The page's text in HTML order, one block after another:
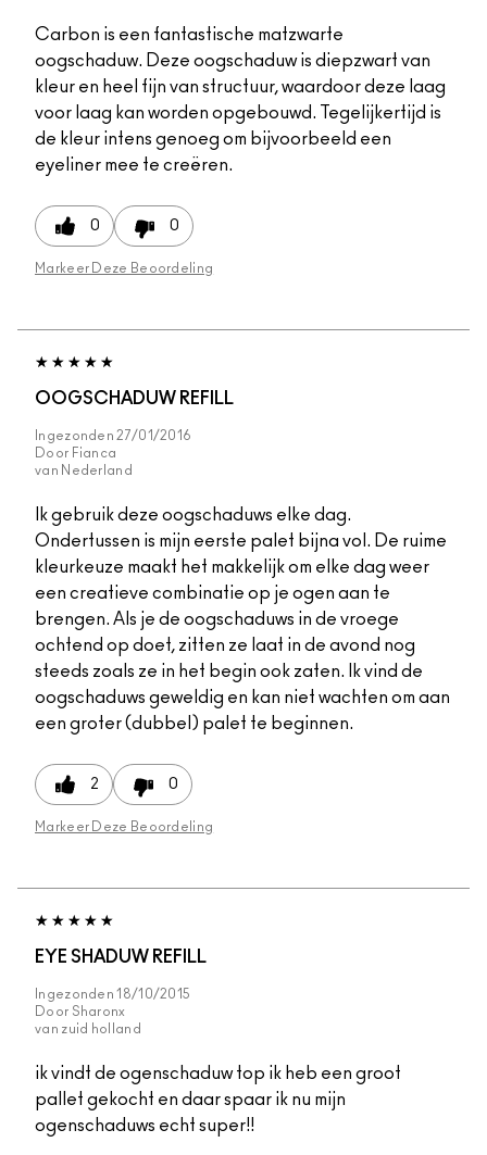
Carbon is een fantastische matzwarte
oogschaduw. Deze oogschaduw is diepzwart van
kleur en heel fijn van structuur, waardoor deze laag
voor laag kan worden opgebouwd. Tegelijkertijd is
de kleur intens genoeg om bijvoorbeeld een
eyeliner mee te creëren.
0 0
Markeer Deze Beoordeling
OOGSCHADUW REFILL
Ingezonden 27/01/2016
Door Fianca
van Nederland
Ik gebruik deze oogschaduws elke dag.
Ondertussen is mijn eerste palet bijna vol. De ruime
kleurkeuze maakt het makkelijk om elke dag weer
een creatieve combinatie op je ogen aan te
brengen. Als je de oogschaduws in de vroege
ochtend op doet, zitten ze laat in de avond nog
steeds zoals ze in het begin ook zaten. Ik vind de
oogschaduws geweldig en kan niet wachten om aan
een groter (dubbel) palet te beginnen.
2 0
Markeer Deze Beoordeling
EYE SHADUW REFILL
Ingezonden18/10/2015
Door Sharonx
van zuid holland
ik vindt de ogenschaduw top ik heb een groot
pallet gekocht en daar spaar ik nu mijn
ogenschaduws echt super!!